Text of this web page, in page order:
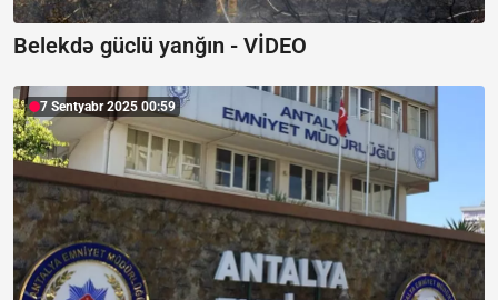
Belekdə güclü yanğın - VİDEO
7 Sentyabr 2025 00:59